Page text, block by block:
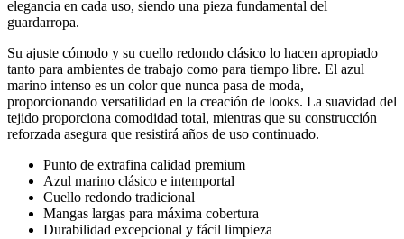
elegancia en cada uso, siendo una pieza fundamental del
guardarropa.
Su ajuste cómodo y su cuello redondo clásico lo hacen apropiado
tanto para ambientes de trabajo como para tiempo libre. El azul
marino intenso es un color que nunca pasa de moda,
proporcionando versatilidad en la creación de looks. La suavidad del
tejido proporciona comodidad total, mientras que su construcción
reforzada asegura que resistirá años de uso continuado.
Punto de extrafina calidad premium
Azul marino clásico e intemportal
Cuello redondo tradicional
Mangas largas para máxima cobertura
Durabilidad excepcional y fácil limpieza